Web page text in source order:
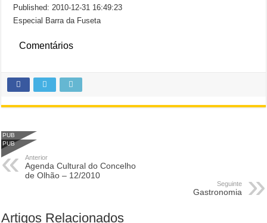
Published: 2010-12-31 16:49:23
Especial Barra da Fuseta
Comentários
PUB
PUB
Anterior
Agenda Cultural do Concelho
de Olhão – 12/2010
Seguinte
Gastronomia
Artigos Relacionados